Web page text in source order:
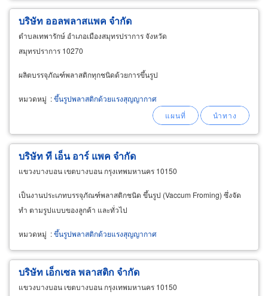
บริษัท ออลพลาสแพค จำกัด
ตำบลเทพารักษ์ อำเภอเมืองสมุทรปราการ จังหวัด
สมุทรปราการ 10270
ผลิตบรรจุภัณฑ์พลาสติกทุกชนิดด้วยการขึ้นรูป
หมวดหมู่ :ขึ้นรูปพลาสติกด้วยแรงสุญญากาศ
บริษัท ที เอ็น อาร์ แพค จำกัด
แขวงบางบอน เขตบางบอน กรุงเทพมหานคร 10150
เป็นงานประเภทบรรจุภัณฑ์พลาสติกชนิด ขึ้นรูป (Vaccum Froming) ซึ่งจัด
ทำ ตามรูปแบบของลูกค้า และทั่วไป
หมวดหมู่ :ขึ้นรูปพลาสติกด้วยแรงสุญญากาศ
บริษัท เอ็กเซล พลาสติก จำกัด
แขวงบางบอน เขตบางบอน กรุงเทพมหานคร 10150